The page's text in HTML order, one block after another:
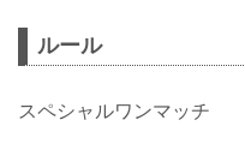
ルール
スペシャルワンマッチ